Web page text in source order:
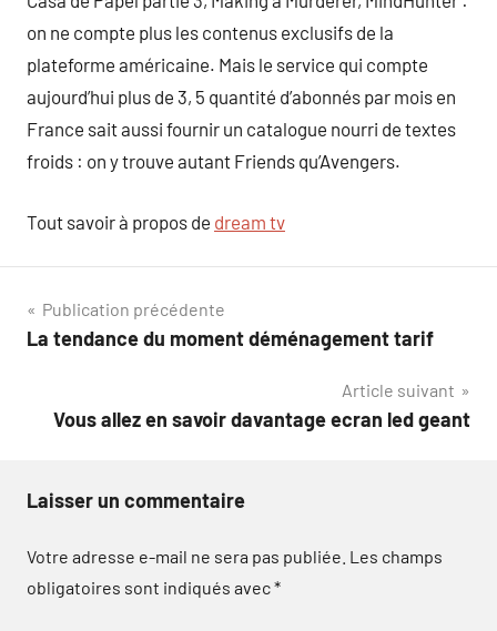
on ne compte plus les contenus exclusifs de la
plateforme américaine. Mais le service qui compte
aujourd’hui plus de 3, 5 quantité d’abonnés par mois en
France sait aussi fournir un catalogue nourri de textes
froids : on y trouve autant Friends qu’Avengers.
Tout savoir à propos de dream tv
Navigation
de
Publication précédente
La tendance du moment déménagement tarif
Article suivant
Vous allez en savoir davantage ecran led geant
Laisser un commentaire
Votre adresse e-mail ne sera pas publiée. Les champs
obligatoires sont indiqués avec*